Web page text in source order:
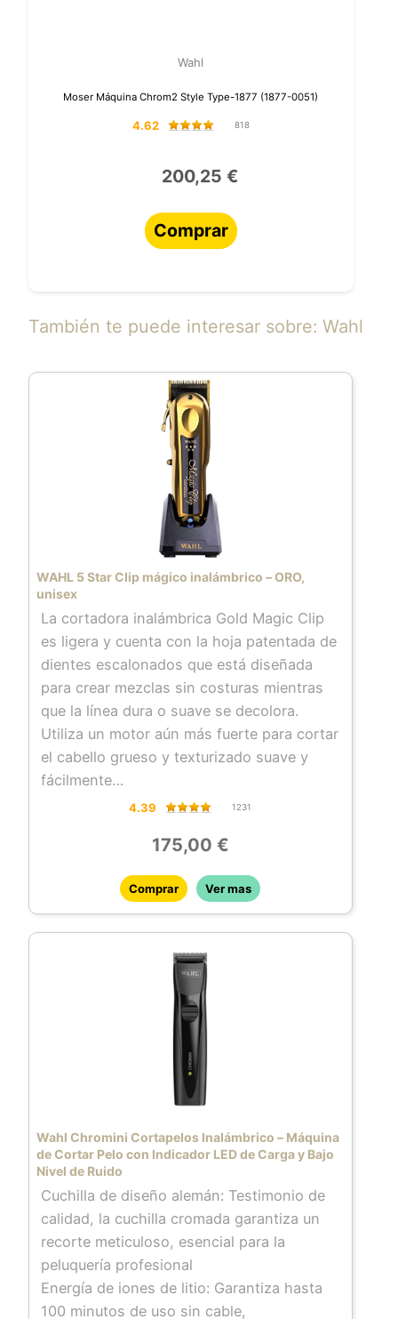
Wahl
Moser Máquina Chrom2 Style Type-1877 (1877-0051)
4.62 818
200,25 €
Comprar
También te puede interesar sobre: Wahl
WAHL 5 Star Clip mágico inalámbrico – ORO,
unisex
La cortadora inalámbrica Gold Magic Clip
es ligera y cuenta con la hoja patentada de
dientes escalonados que está diseñada
para crear mezclas sin costuras mientras
que la línea dura o suave se decolora.
Utiliza un motor aún más fuerte para cortar
el cabello grueso y texturizado suave y
fácilmente
La magia está en la hoja La hoja de dientes
titanio y DLC que hacen que las cuchillas
sean extremadamente fuertes, resistentes
a la corrosión y temperaturas inferiores de
la hoja mientras está en uso ofreciendo el
El cortapelos inalámbrico profesional
fabricado en Estados Unidos utiliza
tecnología de hoja crujiente diseñada para
hacer un sonido nítido y crujiente al cortar,
ayudando a los barberos y estilistas a
saber cuándo su mezcla se ha
perfeccionado. Es altamente duradero y
Tiene un tiempo de funcionamiento de más
de 100 minutos con un sistema de carga
LED inteligente. Incluye 8 guías de corte
patentadas de alta calidad, un soporte de
carga dorado y negro, peine de peinado,
cepillo de limpieza, aceite de hoja
cortadora e instrucciones de
funcionamiento (idioma español no
4.39 1231
175,00 €
Comprar Ver mas
Wahl Chromini Cortapelos Inalámbrico – Máquina
de Cortar Pelo con Indicador LED de Carga y Bajo
Nivel de Ruido
Cuchilla de diseño alemán: Testimonio de
calidad, la cuchilla cromada garantiza un
recorte meticuloso, esencial para la
peluquería profesional
Energía de iones de litio: Garantiza hasta
100 minutos de uso sin cable,